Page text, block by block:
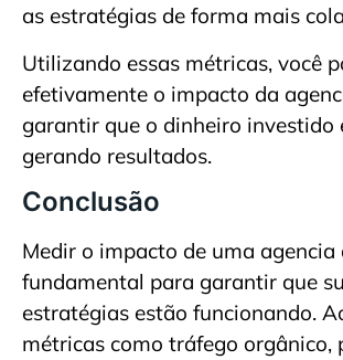
as estratégias de forma mais
Utilizando essas métricas, você
efetivamente o impacto da
garantir que o dinheiro investido
gerando resultados.
Conclusão
Medir o impacto de uma agencia
fundamental para garantir que
estratégias estão funcionando.
métricas como tráfego orgânico,